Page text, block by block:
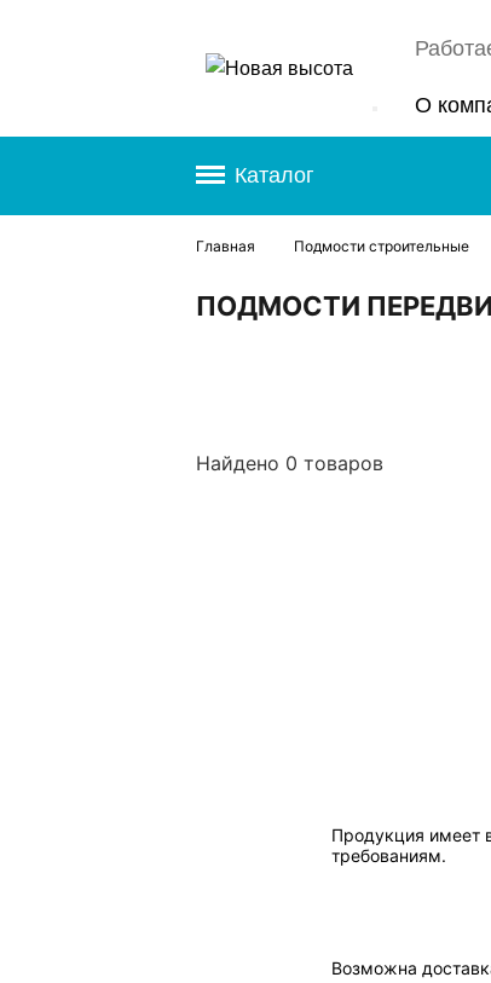
О
Каталог
Главная Подмости строительные
ПОДМОСТИ
Найдено 0 товаров
Продукция имеет
требованиям.
Возможна